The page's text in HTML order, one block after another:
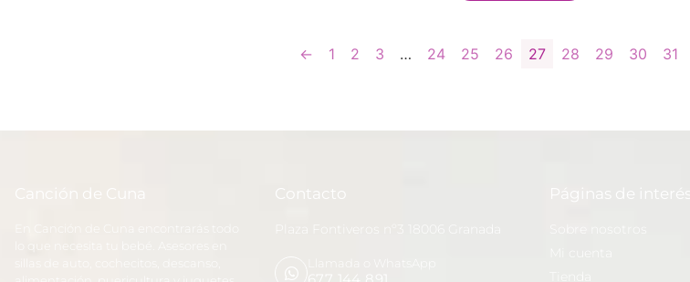
← 1 2 3 … 24 25 26 27 28 29 30 31
Canción de Cuna
En Canción de Cuna encontrarás todo
Contacto
Plaza Fontiveros nº3 18006 Granada
Páginas de interés